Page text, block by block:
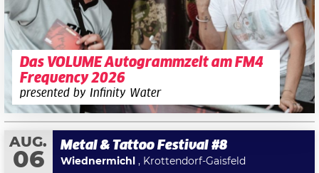
Das VOLUME Autogrammzelt am FM4
Frequency 2026
presented by Infinity Water
AUG.
06
Metal & Tattoo Festival #8
Wiednermichl , Krottendorf-Gaisfeld